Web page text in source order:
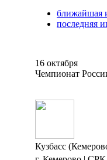
ближайшая
последняя
16 октября
Чемпионат
Кузбасс